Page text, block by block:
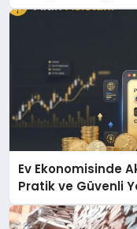
Ev Ekonomisinde
Pratik ve Güvenli